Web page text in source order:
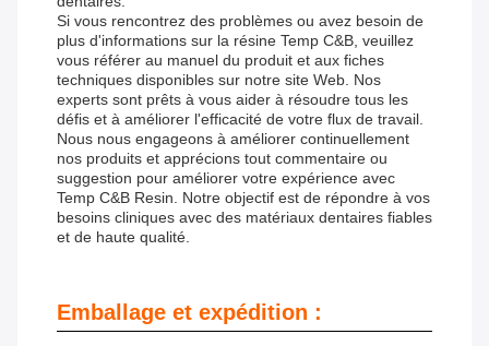
Si vous rencontrez des problèmes ou avez besoin de
plus d'informations sur la résine Temp C&B, veuillez
vous référer au manuel du produit et aux fiches
techniques disponibles sur notre site Web. Nos
experts sont prêts à vous aider à résoudre tous les
défis et à améliorer l'efficacité de votre flux de travail.
Nous nous engageons à améliorer continuellement
nos produits et apprécions tout commentaire ou
suggestion pour améliorer votre expérience avec
Temp C&B Resin. Notre objectif est de répondre à vos
besoins cliniques avec des matériaux dentaires fiables
et de haute qualité.
Emballage et expédition :